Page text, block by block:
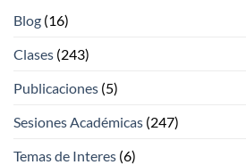
Blog (16)
Clases (243)
Publicaciones (5)
Sesiones Académicas (247)
Temas de Interes (6)